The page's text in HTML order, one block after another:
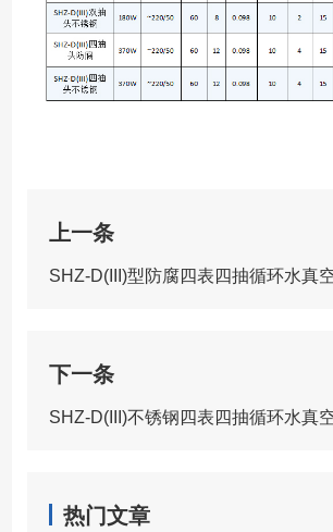
上一条
SHZ-D(III)型防腐四表四抽循环水真
下一条
SHZ-D(III)不锈钢四表四抽循环水真
热门文章